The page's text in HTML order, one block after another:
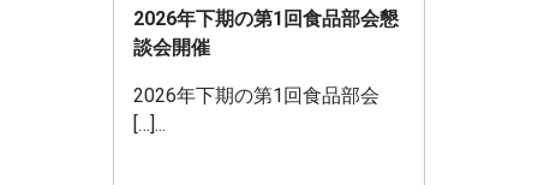
2026年下期の第1回食品部会懇
談会開催
2026年下期の第1回食品部会
[…]...